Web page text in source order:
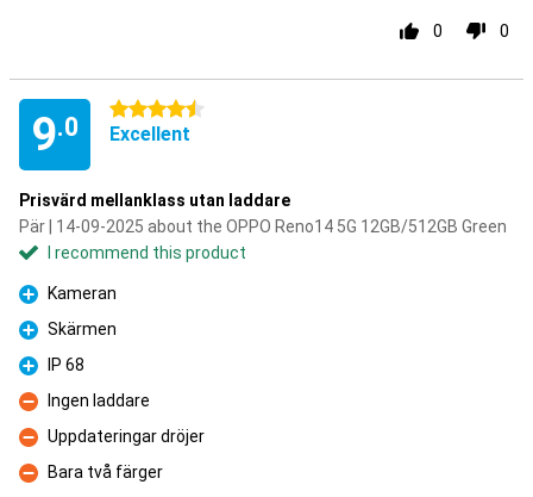
0 0
9.0
4.5 stars
Excellent
Prisvärd mellanklass utan laddare
Pär | 14-09-2025 about the OPPO Reno14 5G 12GB/512GB Green
I recommend this product
Pro
Kameran
Pro
Skärmen
Pro
IP 68
Con
Ingen laddare
Con
Uppdateringar dröjer
Con
Bara två färger